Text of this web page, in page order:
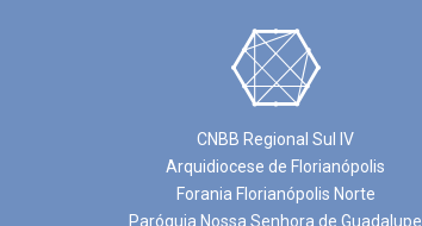
CNBB Regional Sul IV
Arquidiocese de Florianópolis
Forania Florianópolis Norte
Paróquia Nossa Senhora de Guadalupe